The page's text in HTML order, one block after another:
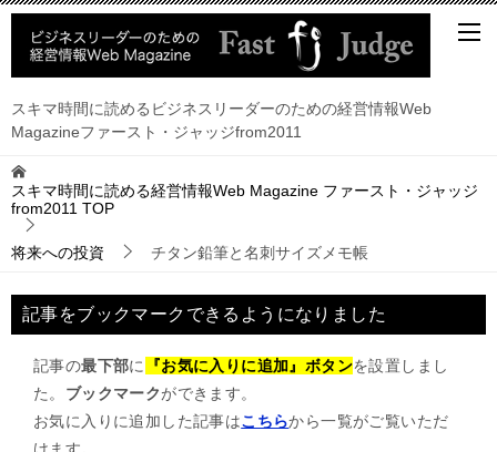
スキマ時間に読めるビジネスリーダーのための経営情報Web
Magazineファースト・ジャッジfrom2011
スキマ時間に読める経営情報Web Magazine ファースト・ジャッジ
from2011 TOP
将来への投資 チタン鉛筆と名刺サイズメモ帳
記事をブックマークできるようになりました
記事の最下部に 『お気に入りに追加』ボタンを設置しまし
た。 ブックマークができます。
お気に入りに追加した記事はこちらから一覧がご覧いただ
けます。